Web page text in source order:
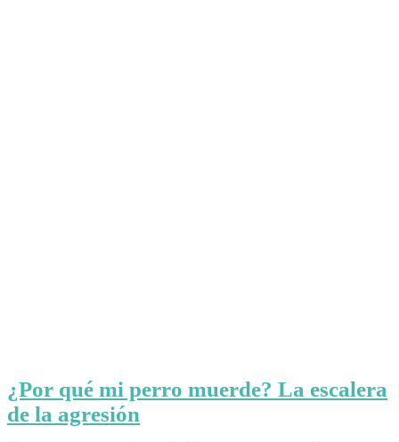
¿Por qué mi perro muerde? La escalera
de la agresión